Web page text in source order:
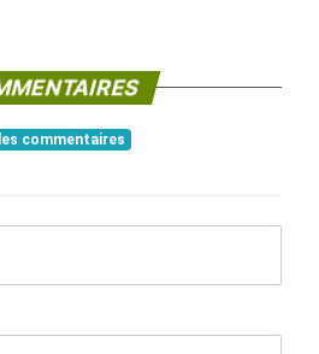
commentaires